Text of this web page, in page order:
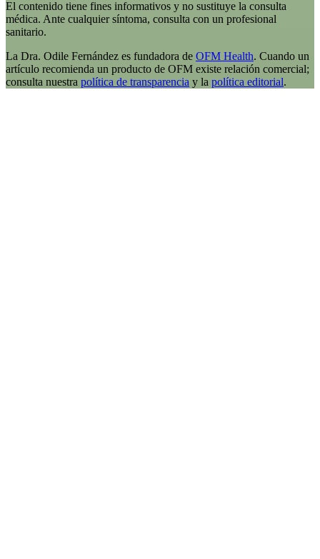
El contenido tiene fines informativos y no sustituye la consulta
médica. Ante cualquier síntoma, consulta con un profesional
sanitario.
La Dra. Odile Fernández es fundadora de OFM Health. Cuando un
artículo recomienda un producto de OFM existe relación comercial;
consulta nuestra política de transparencia y la política editorial.